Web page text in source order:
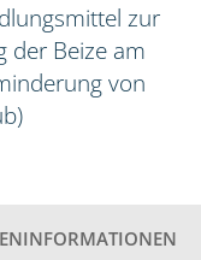
zur
der Beize am
von